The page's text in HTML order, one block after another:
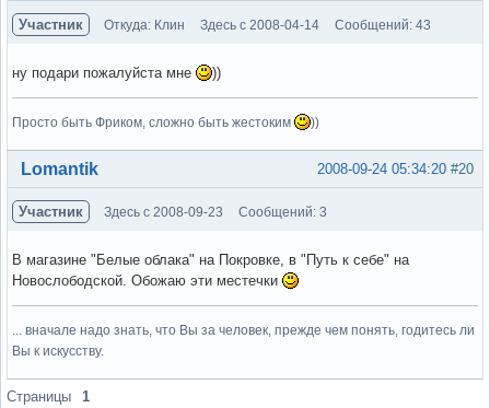
Участник Откуда: Клин Здесь с 2008-04-14 Сообщений: 43
ну подари пожалуйста мне ))
Просто быть Фриком, сложно быть жестоким ))
Вне форума #20
2008-09-24 05:34:20
Lomantik
Участник Здесь с 2008-09-23 Сообщений: 3
В магазине "Белые облака" на Покровке, в "Путь к себе" на
Новослободской. Обожаю эти местечки
... вначале надо знать, что Вы за человек, прежде чем понять, годитесь ли
Вы к искусству.
Вне форума
Страницы 1